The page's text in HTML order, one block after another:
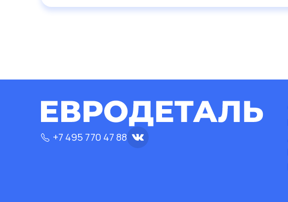
+7 495 770 47 88